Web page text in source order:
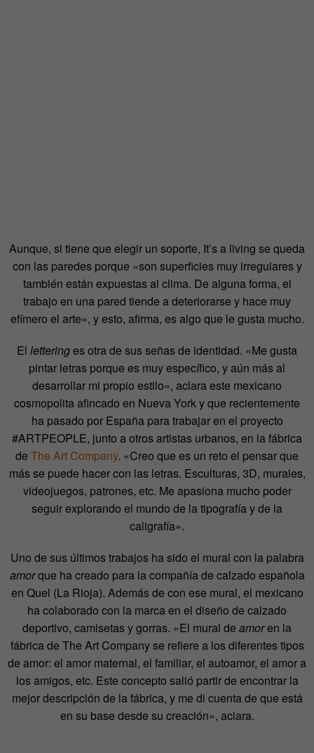
Aunque, si tiene que elegir un soporte, It’s a living se queda
con las paredes porque «son superficies muy irregulares y
también están expuestas al clima. De alguna forma, el
trabajo en una pared tiende a deteriorarse y hace muy
efímero el arte», y esto, afirma, es algo que le gusta mucho.
El letteringes otra de sus señas de identidad. «Me gusta
pintar letras porque es muy específico, y aún más al
desarrollar mi propio estilo», aclara este mexicano
cosmopolita afincado en Nueva York y que recientemente
ha pasado por España para trabajar en el proyecto
#ARTPEOPLE, junto a otros artistas urbanos, en la fábrica
de The Art Company. «Creo que es un reto el pensar que
más se puede hacer con las letras. Esculturas, 3D, murales,
videojuegos, patrones, etc. Me apasiona mucho poder
seguir explorando el mundo de la tipografía y de la
caligrafía».
Uno de sus últimos trabajos ha sido el mural con la palabra
amorque ha creado para la compañía de calzado española
en Quel (La Rioja). Además de con ese mural, el mexicano
ha colaborado con la marca en el diseño de calzado
deportivo, camisetas y gorras. «El mural de amoren la
fábrica de The Art Company se refiere a los diferentes tipos
de amor: el amor maternal, el familiar, el autoamor, el amor a
los amigos, etc. Este concepto salió partir de encontrar la
mejor descripción de la fábrica, y me di cuenta de que está
en su base desde su creación», aclara.